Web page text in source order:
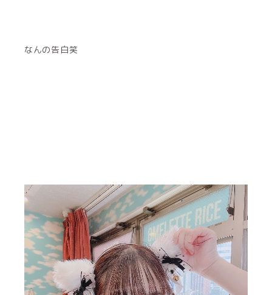
なんの告白笑